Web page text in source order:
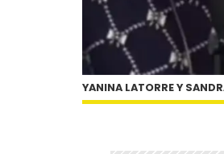
YANINA LATORRE Y